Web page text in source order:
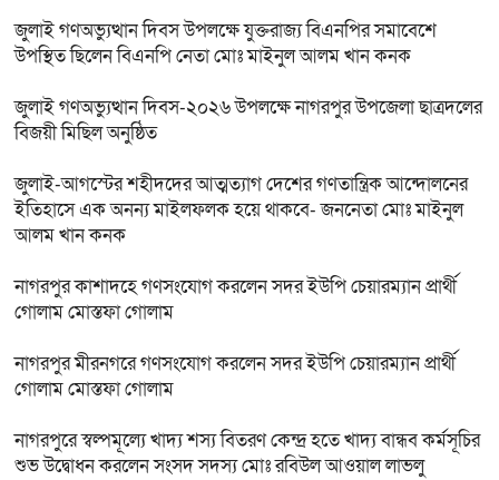
জুলাই গণঅভ্যুত্থান দিবস উপলক্ষে যুক্তরাজ্য বিএনপির সমাবেশে
উপস্থিত ছিলেন বিএনপি নেতা মোঃ মাইনুল আলম খান কনক
জুলাই গণঅভ্যুত্থান দিবস-২০২৬ উপলক্ষে নাগরপুর উপজেলা ছাত্রদলের
বিজয়ী মিছিল অনুষ্ঠিত
জুলাই-আগস্টের শহীদদের আত্মত্যাগ দেশের গণতান্ত্রিক আন্দোলনের
ইতিহাসে এক অনন্য মাইলফলক হয়ে থাকবে- জননেতা মোঃ মাইনুল
আলম খান কনক
নাগরপুর কাশাদহে গণসংযোগ করলেন সদর ইউপি চেয়ারম্যান প্রার্থী
গোলাম মোস্তফা গোলাম
নাগরপুর মীরনগরে গণসংযোগ করলেন সদর ইউপি চেয়ারম্যান প্রার্থী
গোলাম মোস্তফা গোলাম
নাগরপুরে স্বল্পমূল্যে খাদ্য শস্য বিতরণ কেন্দ্র হতে খাদ্য বান্ধব কর্মসূচির
শুভ উদ্বোধন করলেন সংসদ সদস্য মোঃ রবিউল আওয়াল লাভলু